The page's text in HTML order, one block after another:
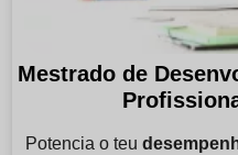
Mestrado de
Potencia o teu